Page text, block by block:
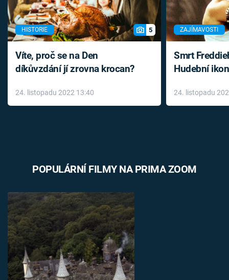
HISTORIE 5
Víte, proč se na Den
díkůvzdání jí zrovna krocan?
24. listopadu 2022 13:40
ZAJÍMAVOSTI
Smrt
Hudební
léky
24. listopadu
POPULÁRNÍ FILMY NA PRIMA ZOOM